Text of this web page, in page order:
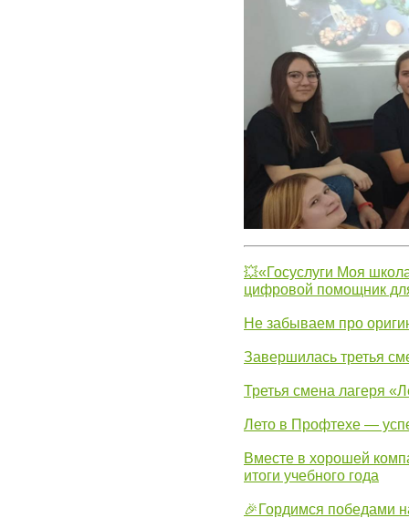
💥«Госуслуги Моя
цифровой помощник
Не забываем про
Завершилась третья
Третья смена лагеря
Лето в Профтехе —
Вместе в хорошей
итоги учебного года
🎉Гордимся победами